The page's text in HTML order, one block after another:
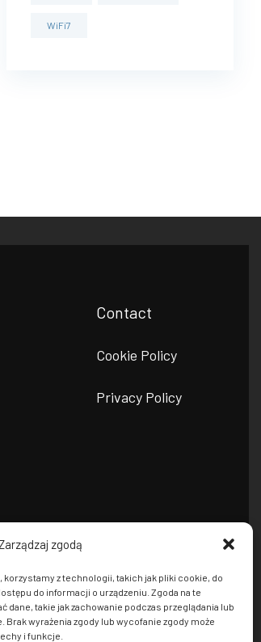
zgodą
korzystamy z technologii, takich jak pliki cookie, do
do informacji o urządzeniu. Zgoda na te
dane, takie jak zachowanie podczas przeglądania lub
wyrażenia zgody lub wycofanie zgody może
i funkcje.
WiFi7
Contact
Cookie Policy
Privacy Policy